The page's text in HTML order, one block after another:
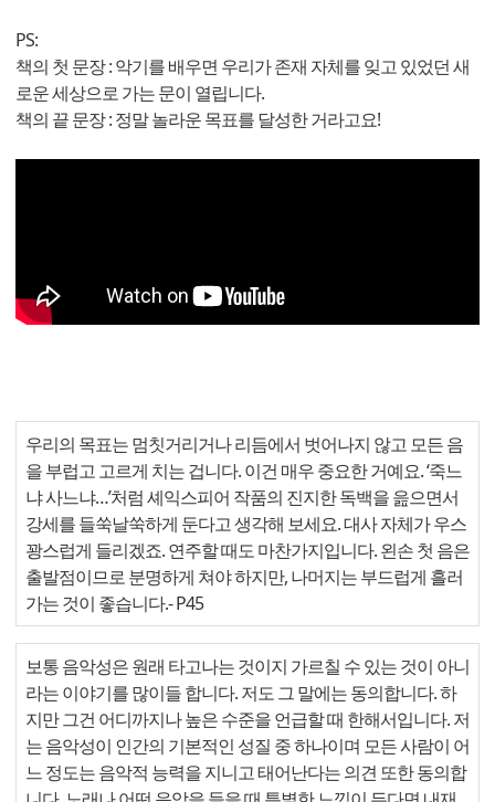
PS:
책의 첫 문장 : 악기를 배우면 우리가 존재 자체를 잊고 있었던 새
로운 세상으로 가는 문이 열립니다.
책의 끝 문장 : 정말 놀라운 목표를 달성한 거라고요!
우리의 목표는 멈칫거리거나 리듬에서 벗어나지 않고 모든 음
을 부럽고 고르게 치는 겁니다. 이건 매우 중요한 거예요. ‘죽느
냐 사느냐…’처럼 셰익스피어 작품의 진지한 독백을 읊으면서
강세를 들쑥날쑥하게 둔다고 생각해 보세요. 대사 자체가 우스
꽝스럽게 들리겠죠. 연주할 때도 마찬가지입니다. 왼손 첫 음은
출발점이므로 분명하게 쳐야 하지만, 나머지는 부드럽게 흘러
가는 것이 좋습니다.- P45
보통 음악성은 원래 타고나는 것이지 가르칠 수 있는 것이 아니
라는 이야기를 많이들 합니다. 저도 그 말에는 동의합니다. 하
지만 그건 어디까지나 높은 수준을 언급할 때 한해서입니다. 저
는 음악성이 인간의 기본적인 성질 중 하나이며 모든 사람이 어
느 정도는 음악적 능력을 지니고 태어난다는 의견 또한 동의합